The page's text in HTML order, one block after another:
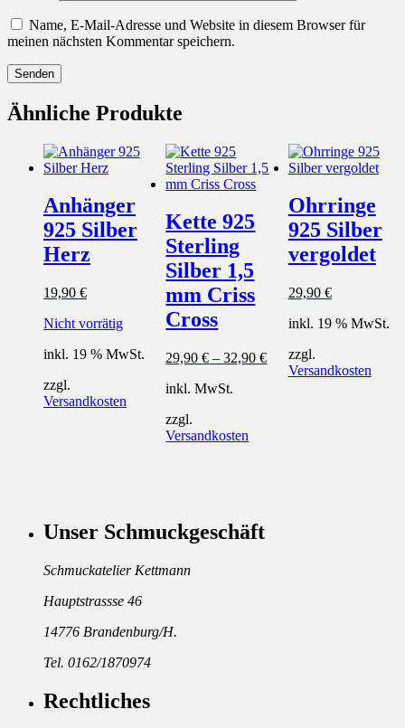
Name, E-Mail-Adresse und Website in diesem Browser für
meinen nächsten Kommentar speichern.
Ähnliche Produkte
Anhänger
925 Silber
Herz
19,90 €
Nicht vorrätig
inkl. 19 % MwSt.
zzgl.
Versandkosten
Kette 925
Sterling
Silber 1,5
mm Criss
Cross
29,90€ –32,90€
inkl. MwSt.
zzgl.
Versandkosten
Ohrringe
925 Silber
vergoldet
29,90 €
inkl. 19 % MwSt.
zzgl.
Versandkosten
Unser Schmuckgeschäft
Schmuckatelier Kettmann
Hauptstrassse 46
14776 Brandenburg/H.
Tel. 0162/1870974
Rechtliches